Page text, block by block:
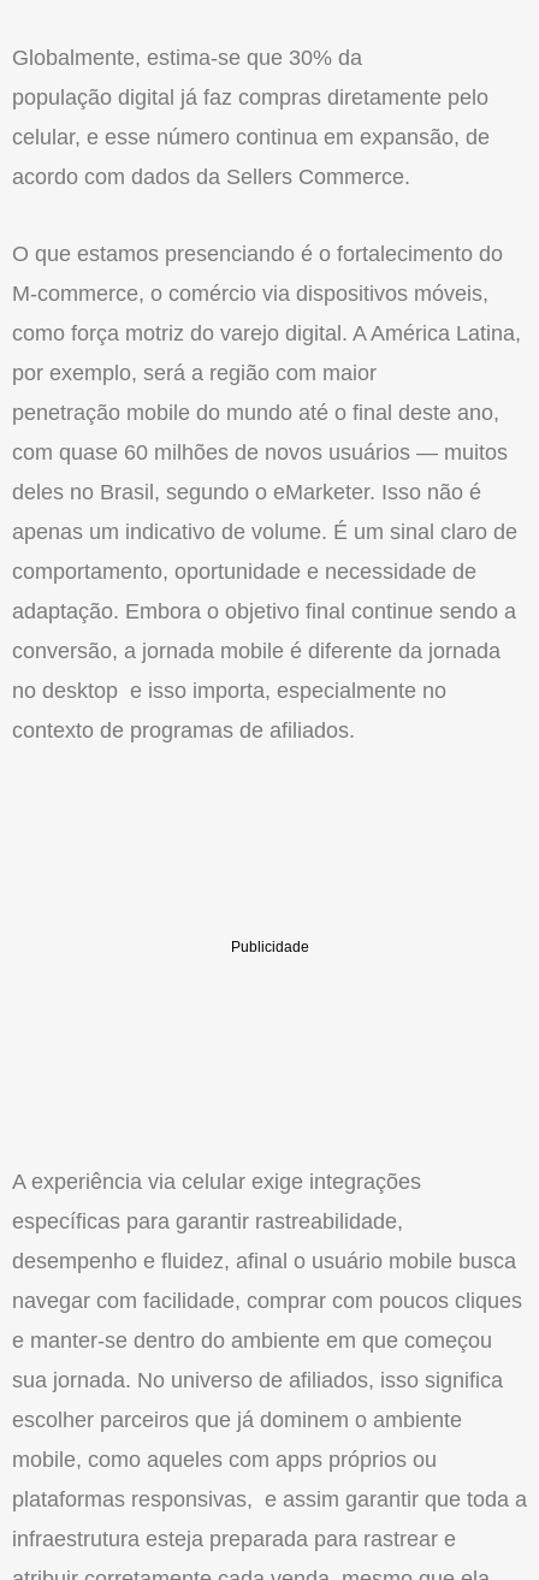
Globalmente, estima-se que 30% da
população digital já faz compras diretamente pelo
celular, e esse número continua em expansão, de
acordo com dados da Sellers Commerce.
O que estamos presenciando é o fortalecimento do
M-commerce, o comércio via dispositivos móveis,
como força motriz do varejo digital. A América Latina,
por exemplo, será a região com maior
penetração mobile do mundo até o final deste ano,
com quase 60 milhões de novos usuários — muitos
deles no Brasil, segundo o eMarketer. Isso não é
apenas um indicativo de volume. É um sinal claro de
comportamento, oportunidade e necessidade de
adaptação. Embora o objetivo final continue sendo a
conversão, a jornada mobile é diferente da jornada
no desktop e isso importa, especialmente no
contexto de programas de afiliados.
A experiência via celular exige integrações
específicas para garantir rastreabilidade,
desempenho e fluidez, afinal o usuário mobile busca
navegar com facilidade, comprar com poucos cliques
e manter-se dentro do ambiente em que começou
sua jornada. No universo de afiliados, isso significa
escolher parceiros que já dominem o ambiente
mobile, como aqueles com apps próprios ou
plataformas responsivas, e assim garantir que toda a
infraestrutura esteja preparada para rastrear e